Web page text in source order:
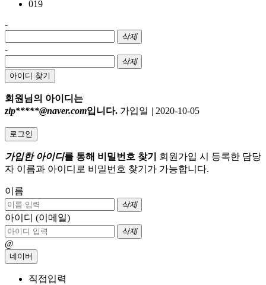
019
-
삭제
-
삭제
아이디 찾기
회원님의 아이디는
zip*****@naver.com입니다. 가입일 | 2020-10-05
로그인
가입한 아이디를 통해 비밀번호 찾기
회원가입 시 등록한 담당
자 이름과 아이디로 비밀번호 찾기가 가능합니다.
이름
삭제
아이디 (이메일)
삭제
@
네이버
직접입력